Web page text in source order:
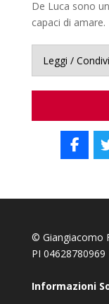
De Luca sono
capaci di amare.
Leggi /
© Giangiacomo
PI 04628780969
Informazioni